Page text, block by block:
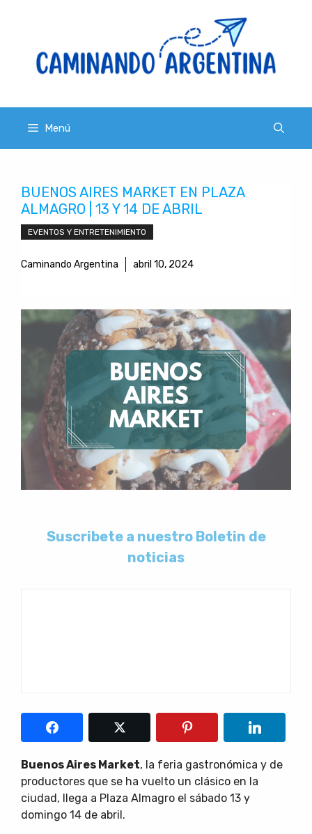
Menú
BUENOS AIRES MARKET EN PLAZA
ALMAGRO | 13 Y 14 DE ABRIL
EVENTOS Y ENTRETENIMIENTO
Caminando Argentina abril 10, 2024
Suscribete a nuestro Boletin de
noticias
Buenos Aires Market, la feria gastronómica y de
productores que se ha vuelto un clásico en la
ciudad, llega a Plaza Almagro el sábado 13 y
domingo 14 de abril.